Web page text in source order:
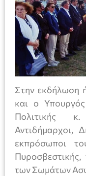
Στην εκδήλωση
και ο
Πολιτικής
Αντιδήμαρχοι,
εκπρόσωποι
των Σωμάτων